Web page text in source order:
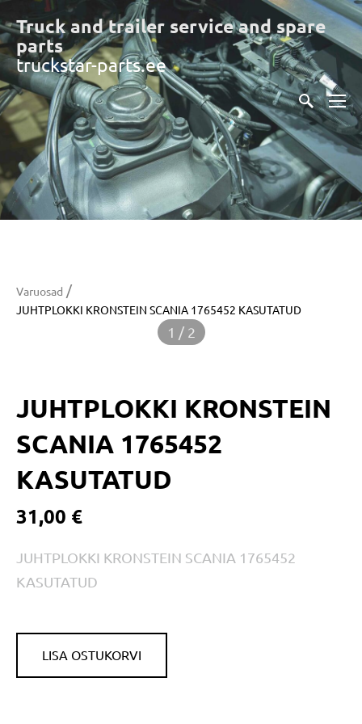
Truck and trailer service and spare
parts
truckstar-parts.ee
Varuosad /
JUHTPLOKKI KRONSTEIN SCANIA 1765452 KASUTATUD
1 / 2
JUHTPLOKKI KRONSTEIN
SCANIA 1765452
KASUTATUD
31,00 €
JUHTPLOKKI KRONSTEIN SCANIA 1765452
KASUTATUD
LISA OSTUKORVI